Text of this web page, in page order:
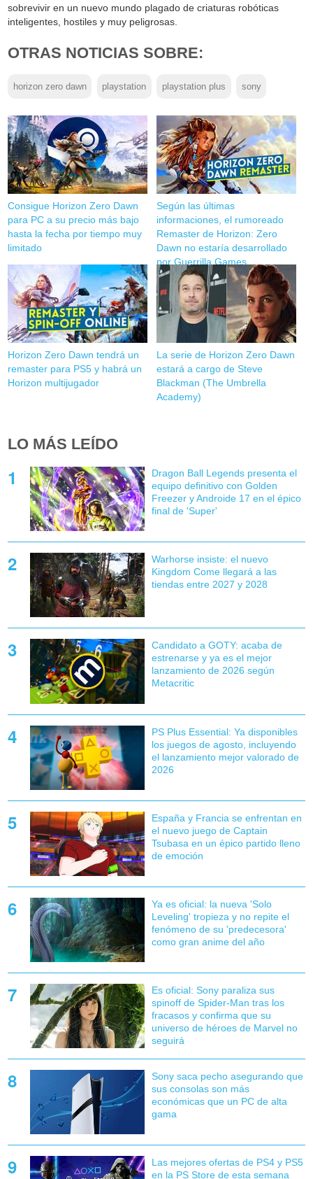
sobrevivir en un nuevo mundo plagado de criaturas robóticas
inteligentes, hostiles y muy peligrosas.
OTRAS NOTICIAS SOBRE:
horizon zero dawn playstation playstation plus sony
Consigue Horizon Zero Dawn
para PC a su precio más bajo
hasta la fecha por tiempo muy
limitado
Según las últimas
informaciones, el rumoreado
Remaster de Horizon: Zero
Dawn no estaría desarrollado
por Guerrilla Games
Horizon Zero Dawn tendrá un
remaster para PS5 y habrá un
Horizon multijugador
La serie de Horizon Zero Dawn
estará a cargo de Steve
Blackman (The Umbrella
Academy)
LO MÁS LEÍDO
Dragon Ball Legends presenta el
equipo definitivo con Golden
Freezer y Androide 17 en el épico
final de 'Super'
Warhorse insiste: el nuevo
Kingdom Come llegará a las
tiendas entre 2027 y 2028
Candidato a GOTY: acaba de
estrenarse y ya es el mejor
lanzamiento de 2026 según
Metacritic
PS Plus Essential: Ya disponibles
los juegos de agosto, incluyendo
el lanzamiento mejor valorado de
2026
España y Francia se enfrentan en
el nuevo juego de Captain
Tsubasa en un épico partido lleno
de emoción
Ya es oficial: la nueva 'Solo
Leveling' tropieza y no repite el
fenómeno de su 'predecesora'
como gran anime del año
Es oficial: Sony paraliza sus
spinoff de Spider-Man tras los
fracasos y confirma que su
universo de héroes de Marvel no
seguirá
Sony saca pecho asegurando que
sus consolas son más
económicas que un PC de alta
gama
Las mejores ofertas de PS4 y PS5
en la PS Store de esta semana